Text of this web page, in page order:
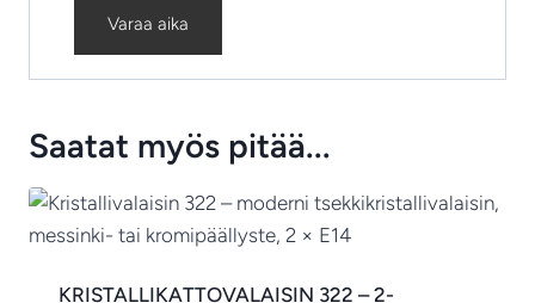
Varaa aika
Saatat myös pitää...
KRISTALLIKATTOVALAISIN 322 – 2-